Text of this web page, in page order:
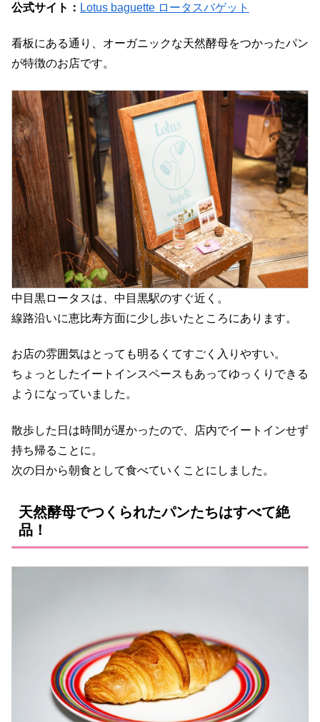
公式サイト： Lotus baguette ロータスバゲット
看板にある通り、オーガニックな天然酵母をつかったパン
が特徴のお店です。
中目黒ロータスは、中目黒駅のすぐ近く。
線路沿いに恵比寿方面に少し歩いたところにあります。
お店の雰囲気はとっても明るくてすごく入りやすい。
ちょっとしたイートインスペースもあってゆっくりできる
ようになっていました。
散歩した日は時間が遅かったので、店内でイートインせず
持ち帰ることに。
次の日から朝食として食べていくことにしました。
天然酵母でつくられたパンたちはすべて絶
品！